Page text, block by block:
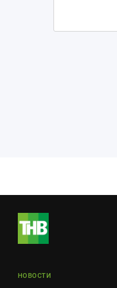
НОВОСТИ